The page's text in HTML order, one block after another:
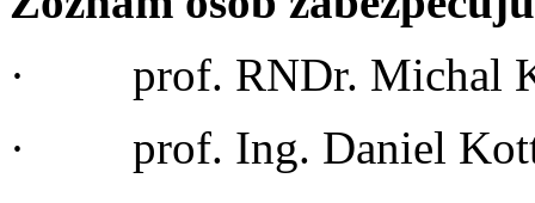
· prof. RNDr. Michal
· prof. Ing. Daniel